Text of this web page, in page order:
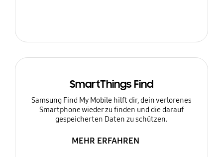
SmartThings Find
Samsung Find My Mobile hilft dir, dein verlorenes
Smartphone wieder zu finden und die darauf
gespeicherten Daten zu schützen.
MEHR ERFAHREN